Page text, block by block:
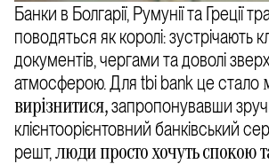
Банки в Болгарії, Румунії та Греції
поводяться як королі: зустрічають
документів, чергами та доволі
атмосферою. Для tbi bank це стало
вирізнитися,запропонувавши
клієнтоорієнтовний банківський
решт,люди просто хочуть спокою